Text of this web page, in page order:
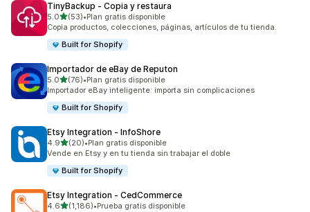
TinyBackup ‑ Copia y restaura
5.0de 5 estrellas
(53)
53 reseñas en total
•Plan gratis disponible
Copia productos, colecciones, páginas, artículos de tu tienda.
Built for Shopify
Importador de eBay de Reputon
5.0de 5 estrellas
(76)
76 reseñas en total
•Plan gratis disponible
Importador eBay inteligente: importa sin complicaciones
Built for Shopify
Etsy Integration ‑ InfoShore
4.9de 5 estrellas
(20)
20 reseñas en total
•Plan gratis disponible
Vende en Etsy y en tu tienda sin trabajar el doble
Built for Shopify
Etsy Integration ‑ CedCommerce
4.6de 5 estrellas
(1,186)
1186 reseñas en total
•Prueba gratis disponible